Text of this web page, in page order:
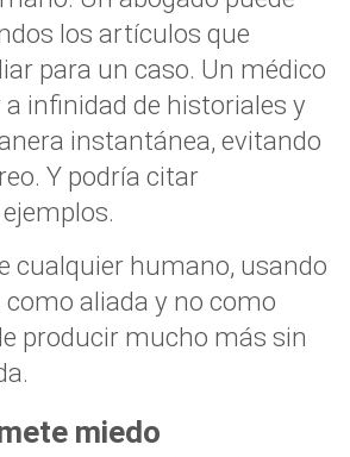
los artículos que
para un caso. Un médico
a infinidad de historiales y
instantánea, evitando
Y podría citar
cualquier humano, usando
aliada y no como
producir mucho más sin
miedo